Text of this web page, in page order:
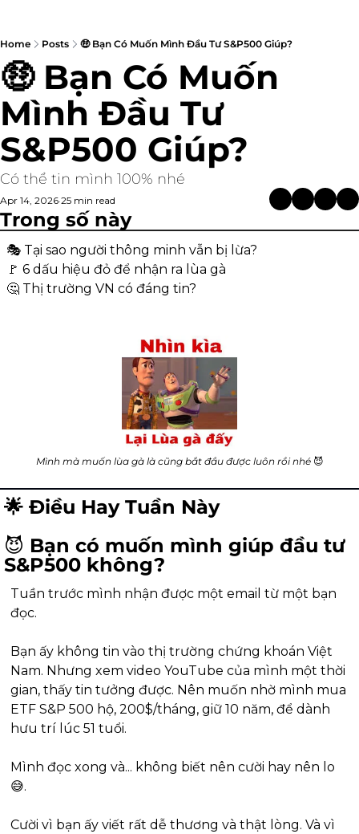
Home Posts 🤑 Bạn Có Muốn Mình Đầu Tư S&P500 Giúp?
🤑 Bạn Có Muốn
Mình Đầu Tư
S&P500 Giúp?
Có thể tin mình 100% nhé
Apr 14, 2026•25 min read
Trong số này
🎭 Tại sao người thông minh vẫn bị lừa?
🚩 6 dấu hiệu đỏ để nhận ra lùa gà
🤔 Thị trường VN có đáng tin?
Mình mà muốn lùa gà là cũng bắt đầu được luôn rồi nhé 😈
🌟 Điều Hay Tuần Này
😈 Bạn có muốn mình giúp đầu tư
S&P500 không?
Tuần trước mình nhận được một email từ một bạn
đọc.
Bạn ấy không tin vào thị trường chứng khoán Việt
Nam. Nhưng xem video YouTube của mình một thời
gian, thấy tin tưởng được. Nên muốn nhờ mình mua
ETF S&P 500 hộ, 200$/tháng, giữ 10 năm, để dành
hưu trí lúc 51 tuổi.
😅.
Cười vì bạn ấy viết rất dễ thương và thật lòng. Và vì